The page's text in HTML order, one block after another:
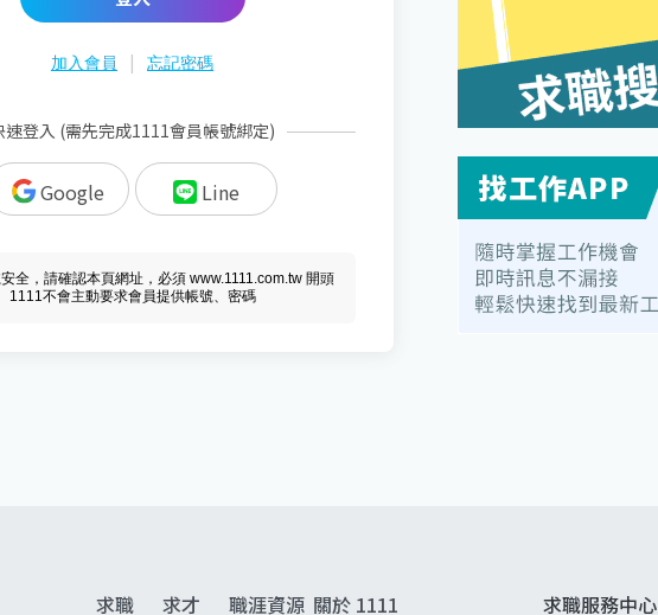
加入會員 | 忘記密碼
速登入 (需先完成1111會員帳號綁定)
Google Line
全，請確認本頁網址，必須 www.1111.com.tw 開頭
1111不會主動要求會員提供帳號、密碼
求職 求才 職涯資源 關於 1111 求職服務中心